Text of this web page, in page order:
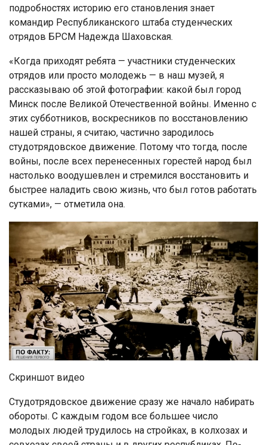
подробностях историю его становления знает
командир Республиканского штаба студенческих
отрядов БРСМ Надежда Шаховская.
«Когда приходят ребята — участники студенческих
отрядов или просто молодежь — в наш музей, я
рассказываю об этой фотографии: какой был город
Минск после Великой Отечественной войны. Именно с
этих субботников, воскресников по восстановлению
нашей страны, я считаю, частично зародилось
студотрядовское движение. Потому что тогда, после
войны, после всех перенесенных горестей народ был
настолько воодушевлен и стремился восстановить и
быстрее наладить свою жизнь, что был готов работать
сутками», — отметила она.
Скриншот видео
Студотрядовское движение сразу же начало набирать
обороты. С каждым годом все большее число
молодых людей трудилось на стройках, в колхозах и